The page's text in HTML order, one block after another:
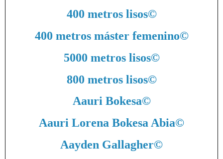
400 metros lisos©
400 metros máster femenino©
5000 metros lisos©
800 metros lisos©
Aauri Bokesa©
Aauri Lorena Bokesa Abia©
Aayden Gallagher©